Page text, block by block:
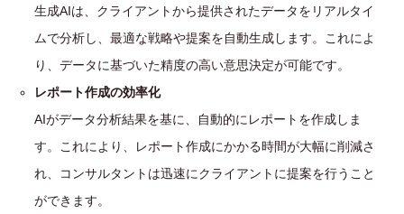
生成AIは、クライアントから提供されたデータをリアルタイ
ムで分析し、最適な戦略や提案を自動生成します。これによ
り、データに基づいた精度の高い意思決定が可能です。
レポート作成の効率化
AIがデータ分析結果を基に、自動的にレポートを作成しま
す。これにより、レポート作成にかかる時間が大幅に削減さ
れ、コンサルタントは迅速にクライアントに提案を行うこと
ができます。